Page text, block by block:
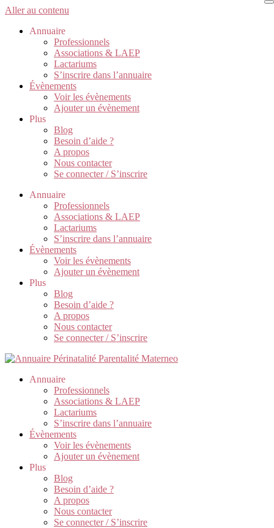
Aller au contenu
Annuaire
Professionnels
Associations & LAEP
Lactariums
S’inscrire dans l’annuaire
Évènements
Voir les évènements
Ajouter un évènement
Plus
Blog
Besoin d’aide ?
A propos
Nous contacter
Se connecter / S’inscrire
Annuaire
Professionnels
Associations & LAEP
Lactariums
S’inscrire dans l’annuaire
Évènements
Voir les évènements
Ajouter un évènement
Plus
Blog
Besoin d’aide ?
A propos
Nous contacter
Se connecter / S’inscrire
Annuaire
Professionnels
Associations & LAEP
Lactariums
S’inscrire dans l’annuaire
Évènements
Voir les évènements
Ajouter un évènement
Plus
Blog
Besoin d’aide ?
A propos
Nous contacter
Se connecter / S’inscrire